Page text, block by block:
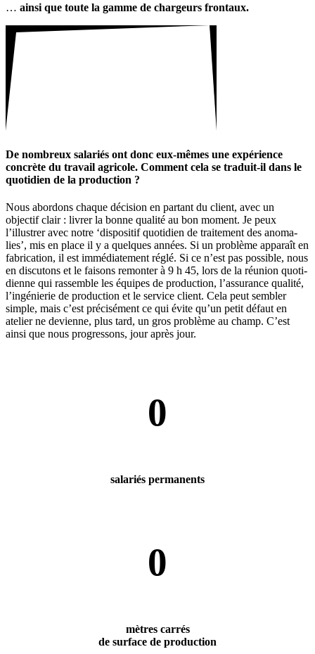
… ainsi que toute la gamme de char­geurs fron­taux.
De nombreux sala­riés ont donc eux-mêmes une expé­rience
concrète du travail agri­cole. Comment cela se traduit-il dans le
quoti­dien de la produc­tion ?
Nous abor­dons chaque déci­sion en partant du client, avec un
objectif clair : livrer la bonne qualité au bon moment. Je peux
l’illustrer avec notre ‘dispo­sitif quoti­dien de trai­te­ment des anoma­
lies’, mis en place il y a quelques années. Si un problème appa­raît en
fabri­ca­tion, il est immé­dia­te­ment réglé. Si ce n’est pas possible, nous
en discu­tons et le faisons remonter à 9 h 45, lors de la réunion quoti­
dienne qui rassemble les équipes de produc­tion, l’assurance qualité,
l’ingénierie de produc­tion et le service client. Cela peut sembler
simple, mais c’est préci­sé­ment ce qui évite qu’un petit défaut en
atelier ne devienne, plus tard, un gros problème au champ. C’est
ainsi que nous progres­sons, jour après jour.
0
sala­riés perma­nents
0
mètres carrés
de surface de produc­tion